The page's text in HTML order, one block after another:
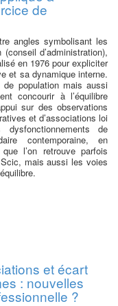
de
angles symbolisant les
d’administration),
en 1976 pour expliciter
et sa dynamique interne.
population mais aussi
concourir à l’équilibre
sur des observations
et d’associations loi
de
contemporaine, en
l’on retrouve parfois
mais aussi les voies
et écart
: nouvelles
?